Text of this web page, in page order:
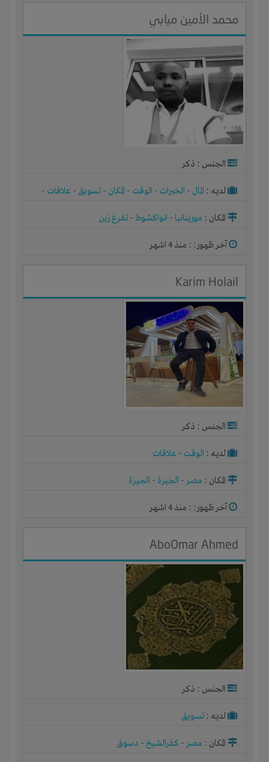
محمد الأمين ميابي
الجنس : ذكر
لديـه : المال - الخبرات - الوقت - المكان - تسويق - علاقات -
المكان : موريتانيا - انواكشوط- تفرغ زين
آخر ظهور: : منذ 4 اشهر
Karim Holail
الجنس : ذكر
لديـه : الوقت - علاقات
المكان : مصر- الجيزة - الجيزة
آخر ظهور: : منذ 4 اشهر
AboOmar Ahmed
الجنس : ذكر
لديـه : تسويق
المكان : مصر- كفرالشيخ- دسوق